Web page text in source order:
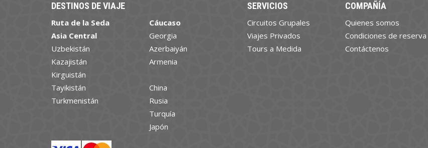
DESTINOS DE VIAJE
Ruta de la Seda
Asia Central
Uzbekistán
Kazajistán
Kirguistán
Tayikistán
Turkmenistán
Cáucaso
Georgia
Azerbaiyán
Armenia
China
Rusia
Turquía
Japón
SERVICIOS
Circuitos Grupales
Viajes Privados
Tours a Medida
COMPAÑÍA
Quienes somos
Condiciones de reserva
Contáctenos